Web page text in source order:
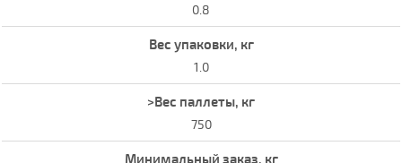
0.8
1.0
750